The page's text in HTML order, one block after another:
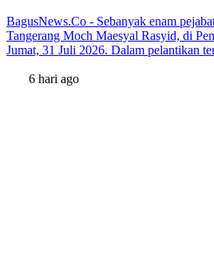
BagusNews.Co - Sebanyak enam
Tangerang Moch Maesyal Rasyid, di
Jumat, 31 Juli 2026. Dalam pelantikan
6 hari ago